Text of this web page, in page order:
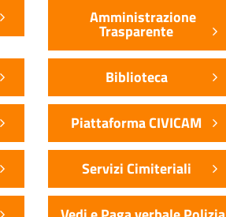
Amministrazione
Trasparente
Biblioteca
Piattaforma CIVICAM
Servizi Cimiteriali